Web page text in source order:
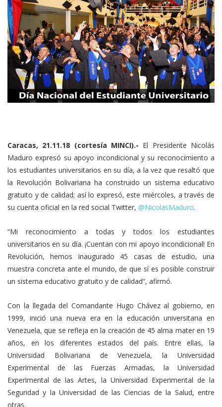
Caracas, 21.11.18 (cortesía MINCI).- El Presidente Nicolás
Maduro expresó su apoyo incondicional y su reconocimiento a
los estudiantes universitarios en su día, a la vez que resaltó que
la Revolución Bolivariana ha construido un sistema educativo
gratuito y de calidad; así lo expresó, este miércoles, a través de
su cuenta oficial en la red social Twitter, @NicolasMaduro.
“Mi reconocimiento a todas y todos los estudiantes
universitarios en su día. ¡Cuentan con mi apoyo incondicional! En
Revolución, hemos inaugurado 45 casas de estudio, una
muestra concreta ante el mundo, de que sí es posible construir
un sistema educativo gratuito y de calidad“, afirmó.
Con la llegada del Comandante Hugo Chávez al gobierno, en
1999, inició una nueva era en la educación universitaria en
Venezuela, que se refleja en la creación de 45 alma mater en 19
años, en los diferentes estados del país. Entre ellas, la
Universidad Bolivariana de Venezuela, la Universidad
Experimental de las Fuerzas Armadas, la Universidad
Experimental de las Artes, la Universidad Experimental de la
Seguridad y la Universidad de las Ciencias de la Salud, entre
otras.